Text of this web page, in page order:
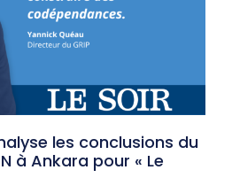
les conclusions du
à Ankara pour « Le